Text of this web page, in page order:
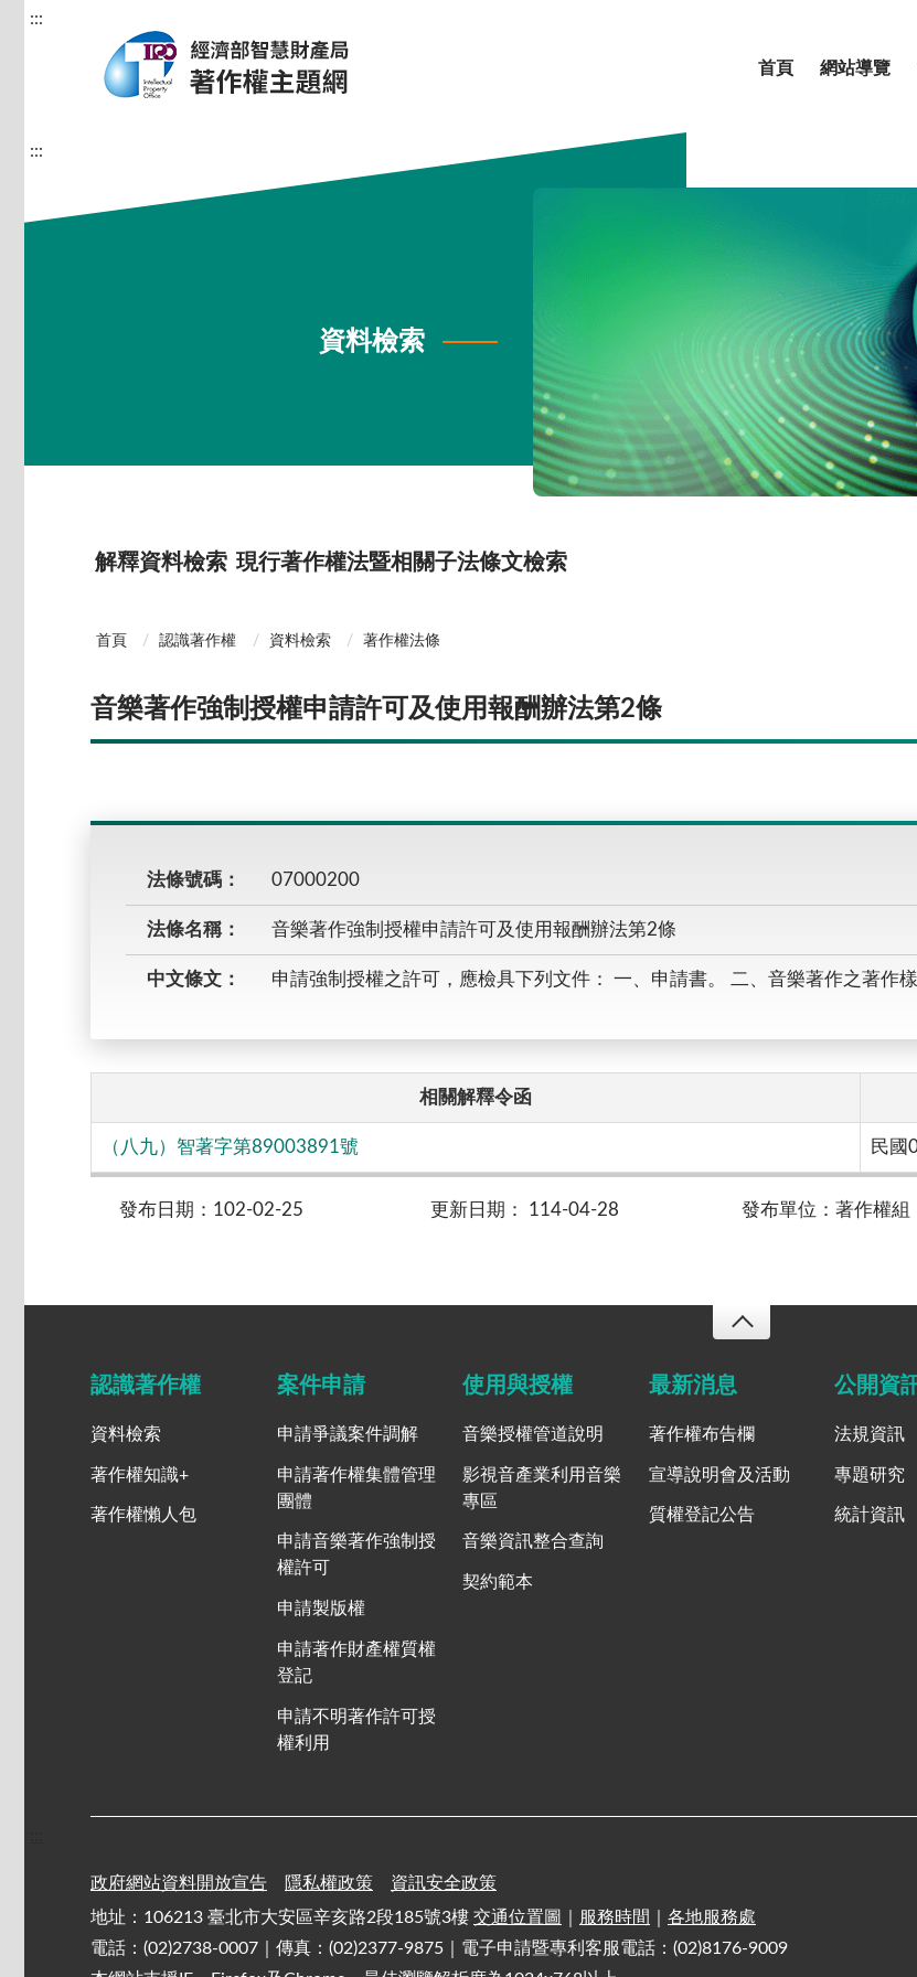
:::
首頁 網站導覽
:::
資料檢索
解釋資料檢索 現行著作權法暨相關子法條文檢索
首頁 認識著作權 資料檢索 著作權法條
音樂著作強制授權申請許可及使用報酬辦法第2條
法條號碼： 07000200
法條名稱： 音樂著作強制授權申請許可及使用報酬辦法第2條
中文條文： 申請強制授權之許可，應檢具下列文件： 一、申請書。 二、音樂著作之著作
相關解釋令函
（八九）智著字第89003891號 民國
發布日期：102-02-25 更新日期： 114-04-28 發布單位：著作權組
認識著作權
資料檢索
著作權知識+
著作權懶人包
案件申請
申請爭議案件調解
申請著作權集體管理
團體
申請音樂著作強制授
權許可
申請製版權
申請著作財產權質權
登記
申請不明著作許可授
權利用
使用與授權
音樂授權管道說明
影視音產業利用音樂
專區
音樂資訊整合查詢
契約範本
最新消息
著作權布告欄
宣導說明會及活動
質權登記公告
公開資
法規資訊
專題研究
統計資訊
政府網站資料開放宣告 隱私權政策
資訊安全政策
地址：106213 臺北市大安區辛亥路2段185號3樓 交通位置圖 服務時間
各地服務處
電話：(02)2738-0007｜傳真：(02)2377-9875｜電子申請暨專利客服電話：(02)8176-9009